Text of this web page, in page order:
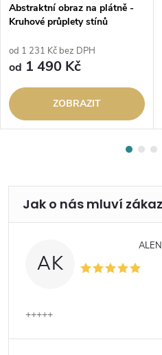
Abstraktní obraz na plátně -
Kruhové průplety stínů
od 1 231 Kč bez DPH
od 1 490 Kč
ZOBRAZIT
AK
+++++